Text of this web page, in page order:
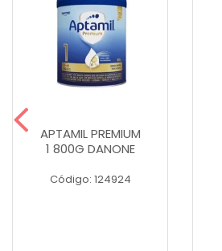
APTAMIL PREMIUM
1 800G DANONE
Código: 124924